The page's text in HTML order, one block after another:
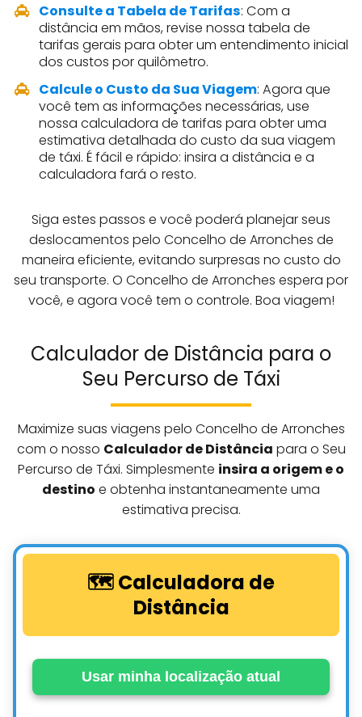
Consulte a Tabela de Tarifas: Com a
distância em mãos, revise nossa tabela de
tarifas gerais para obter um entendimento inicial
dos custos por quilômetro.
Calcule o Custo da Sua Viagem: Agora que
você tem as informações necessárias, use
nossa calculadora de tarifas para obter uma
estimativa detalhada do custo da sua viagem
de táxi. É fácil e rápido: insira a distância e a
calculadora fará o resto.
Siga estes passos e você poderá planejar seus
deslocamentos pelo Concelho de Arronches de
maneira eficiente, evitando surpresas no custo do
seu transporte. O Concelho de Arronches espera por
você, e agora você tem o controle. Boa viagem!
Calculador de Distância para o
Seu Percurso de Táxi
Maximize suas viagens pelo Concelho de Arronches
com o nosso Calculador de Distância para o Seu
Percurso de Táxi. Simplesmente insira a origem e o
destino e obtenha instantaneamente uma
estimativa precisa.
🗺️ Calculadora de
Distância
Usar minha localização atual